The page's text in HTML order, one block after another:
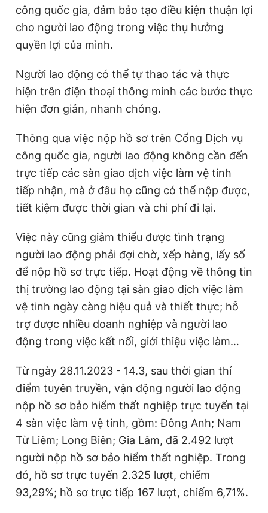
công quốc gia, đảm bảo tạo điều kiện thuận lợi
cho người lao động trong việc thụ hưởng
quyền lợi của mình.
Người lao động có thể tự thao tác và thực
hiện trên điện thoại thông minh các bước thực
hiện đơn giản, nhanh chóng.
Thông qua việc nộp hồ sơ trên Cổng Dịch vụ
công quốc gia, người lao động không cần đến
trực tiếp các sàn giao dịch việc làm vệ tinh
tiếp nhận, mà ở đâu họ cũng có thể nộp được,
tiết kiệm được thời gian và chi phí đi lại.
Việc này cũng giảm thiểu được tình trạng
người lao động phải đợi chờ, xếp hàng, lấy số
để nộp hồ sơ trực tiếp. Hoạt động về thông tin
thị trường lao động tại sàn giao dịch việc làm
vệ tinh ngày càng hiệu quả và thiết thực; hỗ
trợ được nhiều doanh nghiệp và người lao
động trong việc kết nối, giới thiệu việc làm…
Từ ngày 28.11.2023 - 14.3, sau thời gian thí
điểm tuyên truyền, vận động người lao động
nộp hồ sơ bảo hiểm thất nghiệp trực tuyến tại
4 sàn việc làm vệ tinh, gồm: Đông Anh; Nam
Từ Liêm; Long Biên; Gia Lâm, đã 2.492 lượt
người nộp hồ sơ bảo hiểm thất nghiệp. Trong
đó, hồ sơ trực tuyến 2.325 lượt, chiếm
93,29%; hồ sơ trực tiếp 167 lượt, chiếm 6,71%.